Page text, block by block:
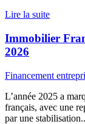
Lire la suite
Immobilier
2026
Financement
L’année 2025 a
français, avec une
par une